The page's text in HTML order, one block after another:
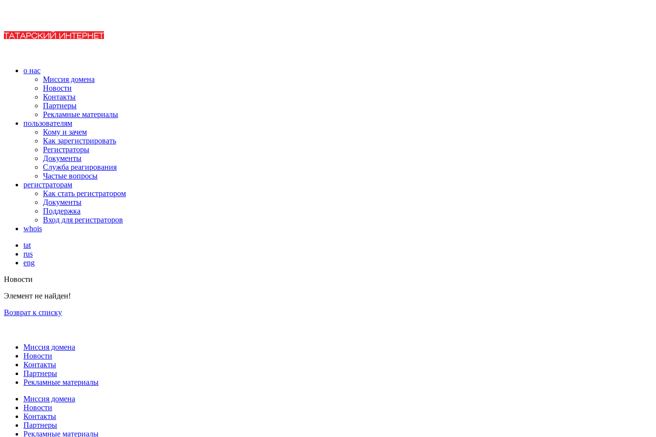
о нас
Миссия домена
Новости
Контакты
Партнеры
Рекламные материалы
пользователям
Кому и зачем
Как зарегистрировать
Регистраторы
Документы
Служба реагирования
Частые вопросы
регистраторам
Как стать регистратором
Документы
Поддержка
Вход для регистраторов
whois
tat
rus
eng
Новости
Элемент не найден!
Возврат к списку
Миссия домена
Новости
Контакты
Партнеры
Рекламные материалы
Миссия домена
Новости
Контакты
Партнеры
Рекламные материалы